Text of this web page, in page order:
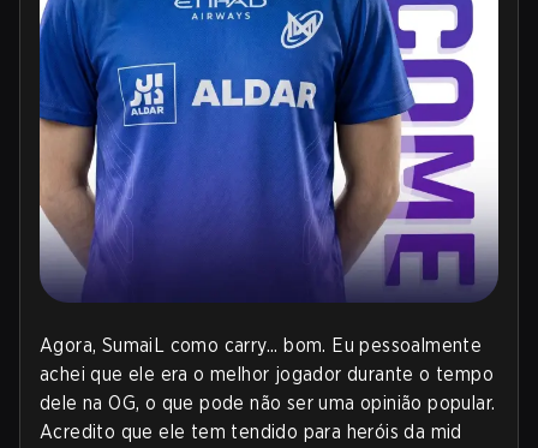
Agora, SumaiL como carry... bom. Eu pessoalmente
achei que ele era o melhor jogador durante o tempo
dele na OG, o que pode não ser uma opinião popular.
Acredito que ele tem tendido para heróis da mid